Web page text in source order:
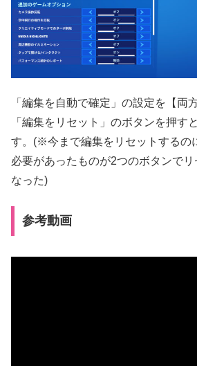
「編集を自動で確定」の設定を【両
「編集をリセット」のボタンを押す
す。(※今まで編集をリセットするの
必要があったものが2つのボタンで
なった)
参考動画